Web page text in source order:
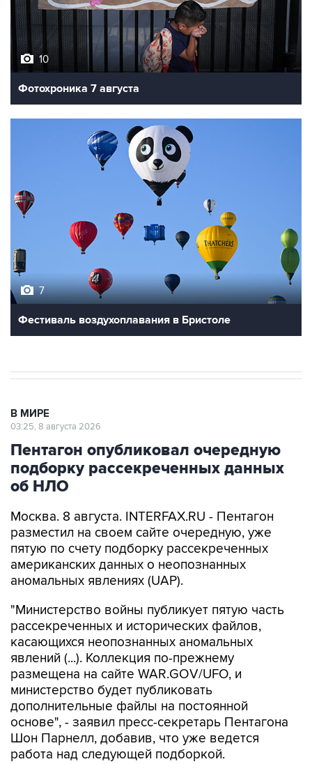
10
Фотохроника 7 августа
7
Фестиваль воздухоплавания в Бристоле
В МИРЕ
03:25, 8 августа 2026
Пентагон опубликовал очередную
подборку рассекреченных данных
об НЛО
Москва. 8 августа. INTERFAX.RU - Пентагон
разместил на своем сайте очередную, уже
пятую по счету подборку рассекреченных
американских данных о неопознанных
аномальных явлениях (UAP).
"Министерство войны публикует пятую часть
рассекреченных и исторических файлов,
касающихся неопознанных аномальных
явлений (...). Коллекция по-прежнему
размещена на сайте WAR.GOV/UFO, и
министерство будет публиковать
дополнительные файлы на постоянной
основе", - заявил пресс-секретарь Пентагона
Шон Парнелл, добавив, что уже ведется
работа над следующей подборкой.